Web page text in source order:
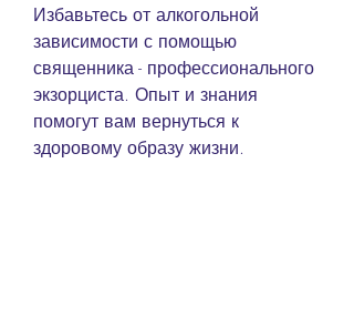
Избавьтесь от алкогольной
зависимости с помощью
священника - профессионального
экзорциста. Опыт и знания
помогут вам вернуться к
здоровому образу жизни.